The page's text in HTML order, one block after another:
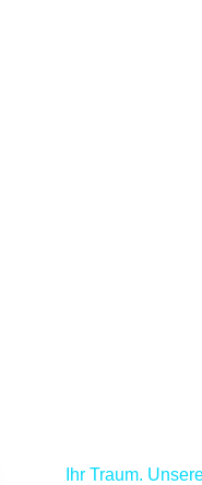
Ihr Traum.